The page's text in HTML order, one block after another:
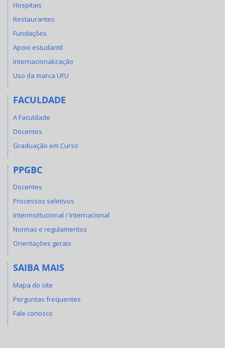
Hospitais
Restaurantes
Fundações
Apoio estudantil
Internacionalização
Uso da marca UFU
FACULDADE
A Faculdade
Docentes
Graduação em Curso
PPGBC
Docentes
Processos seletivos
Interinstitucional / Internacional
Normas e regulamentos
Orientações gerais
SAIBA MAIS
Mapa do site
Perguntas frequentes
Fale conosco